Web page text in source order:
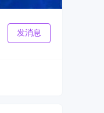
发消息